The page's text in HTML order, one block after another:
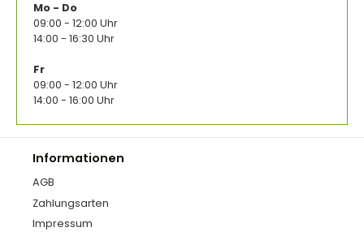
Mo - Do
09:00 - 12:00 Uhr
14:00 - 16:30 Uhr
Fr
09:00 - 12:00 Uhr
14:00 - 16:00 Uhr
Informationen
AGB
Zahlungsarten
Impressum